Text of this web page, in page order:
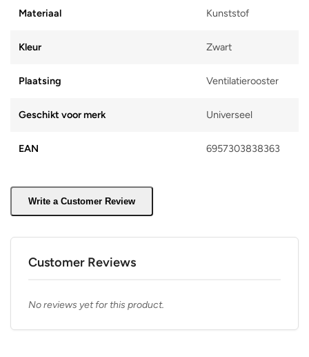
Materiaal Kunststof
Kleur Zwart
Plaatsing Ventilatierooster
Geschikt voor merk Universeel
EAN 6957303838363
Write a Customer Review
Customer Reviews
No reviews yet for this product.